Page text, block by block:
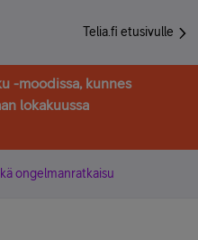
Telia.fi etusivulle
-moodissa, kunnes
lokakuussa
ongelmanratkaisu